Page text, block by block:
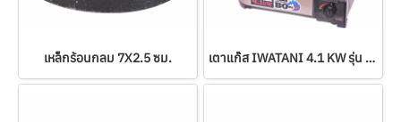
เหล็กร้อนกลม 7X2.5 ซม. เตาแก๊ส IWATANI 4.1 KW รุ่น BO (CB-AH-41F)